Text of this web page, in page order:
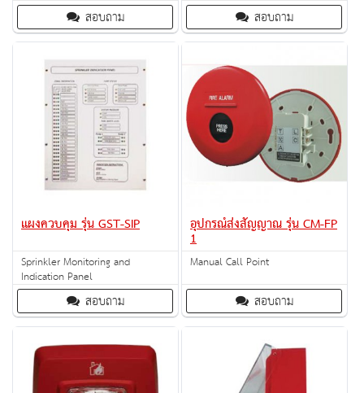
สอบถาม สอบถาม
แผงควบคุม รุ่น GST-SIP
Sprinkler Monitoring and
Indication Panel
สอบถาม
อุปกรณ์ส่งสัญญาณ รุ่น CM-FP
1
Manual Call Point
สอบถาม